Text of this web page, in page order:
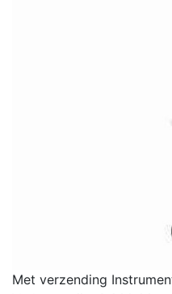
Met verzending